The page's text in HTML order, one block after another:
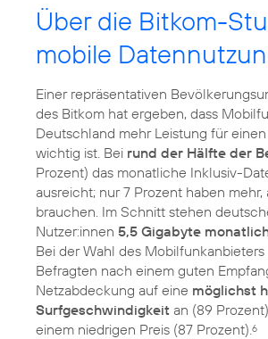
Über die Bitkom-
mobile
Einer repräsentativen
des Bitkom hat ergeben, dass
Deutschland mehr Leistung für
wichtig ist. Bei rund der Hälfte der
Prozent) das monatliche Inklusiv-
ausreicht; nur 7 Prozent haben
brauchen. Im Schnitt stehen
Nutzer:innen 5,5 Gigabyte
Bei der Wahl des
Befragten nach einem guten
Netzabdeckung auf eine möglichst
Surfgeschwindigkeit an (89
einem niedrigen Preis (87 Prozent). 6